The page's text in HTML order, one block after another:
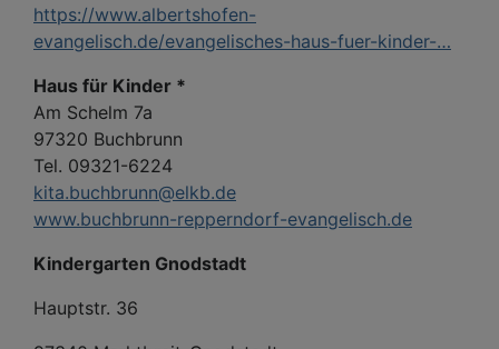
https://www.albertshofen-
evangelisch.de/evangelisches-haus-fuer-kinder-…
Haus für Kinder *
Am Schelm 7a
97320 Buchbrunn
Tel. 09321-6224
kita.buchbrunn@elkb.de
www.buchbrunn-repperndorf-evangelisch.de
Kindergarten Gnodstadt
Hauptstr. 36